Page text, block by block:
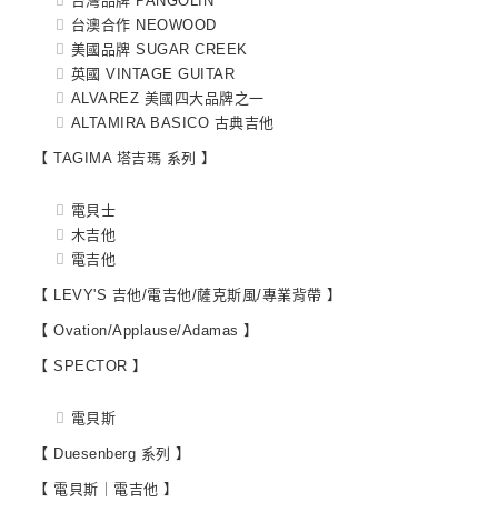
台澳合作 NEOWOOD
美國品牌 SUGAR CREEK
英國 VINTAGE GUITAR
ALVAREZ 美國四大品牌之一
ALTAMIRA BASICO 古典吉他
【 TAGIMA 塔吉瑪 系列 】
電貝士
木吉他
電吉他
【 LEVY'S 吉他/電吉他/薩克斯風/專業背帶 】
【 Ovation/Applause/Adamas 】
【 SPECTOR 】
電貝斯
【 Duesenberg 系列 】
【 電貝斯｜電吉他 】